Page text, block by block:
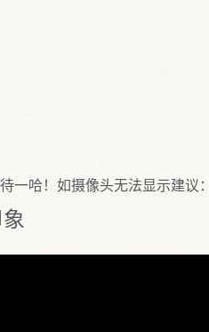
！如摄像头无法显示建议：